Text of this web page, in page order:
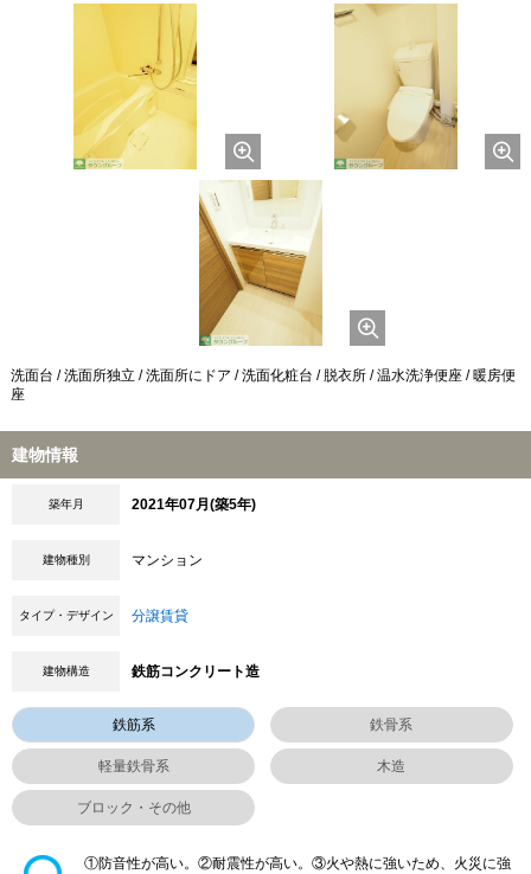
洗面台 / 洗面所独立 / 洗面所にドア / 洗面化粧台 / 脱衣所 / 温水洗浄便座 / 暖房便
座
建物情報
築年月 2021年07月(築5年)
建物種別 マンション
タイプ・デザイン 分譲賃貸
建物構造 鉄筋コンクリート造
鉄筋系 鉄骨系
軽量鉄骨系 木造
ブロック・その他
①防音性が高い。②耐震性が高い。③火や熱に強いため、火災に強